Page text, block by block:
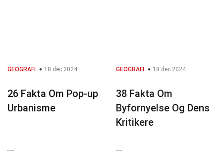
GEOGRAFI 18 dec 2024
26 Fakta Om Pop-up
Urbanisme
GEOGRAFI 18 dec 2024
38 Fakta Om
Byfornyelse Og Dens
Kritikere